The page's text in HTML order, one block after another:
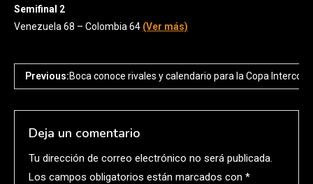
Semifinal 2
Venezuela 68 – Colombia 64 (Ver más)
Previous:Boca conoce rivales y calendario para la Copa
Deja un comentario
Tu dirección de correo electrónico no será publicada.
Los campos obligatorios están marcados con *